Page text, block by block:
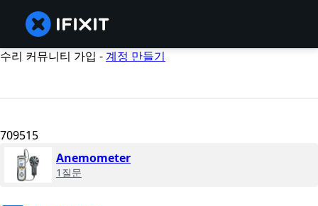
수리 커뮤니티 가입 -계정 만들기
709515
Anemometer
1질문